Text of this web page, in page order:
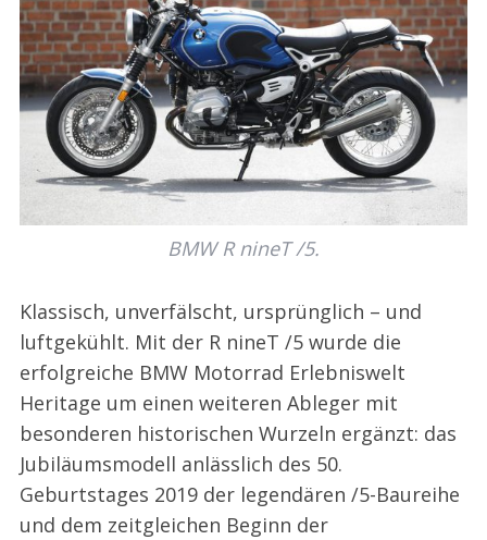
BMW R nineT /5.
Klassisch, unverfälscht, ursprünglich – und
luftgekühlt. Mit der R nineT /5 wurde die
erfolgreiche BMW Motorrad Erlebniswelt
Heritage um einen weiteren Ableger mit
besonderen historischen Wurzeln ergänzt: das
Jubiläumsmodell anlässlich des 50.
Geburtstages 2019 der legendären /5-Baureihe
und dem zeitgleichen Beginn der